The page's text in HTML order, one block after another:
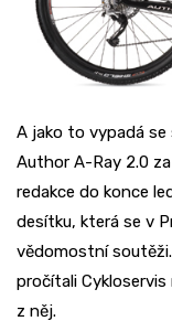
A jako to vypadá se
Author A-Ray 2.0
redakce do konce
desítku, která se v
vědomostní
pročítali
z něj.